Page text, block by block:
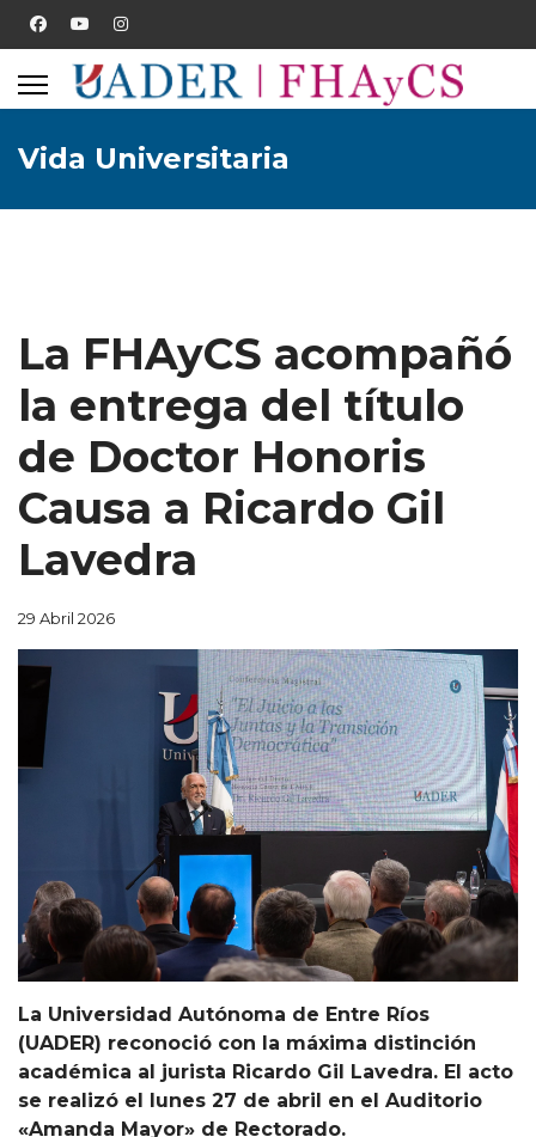
Vida Universitaria
La FHAyCS acompañó
la entrega del título
de Doctor Honoris
Causa a Ricardo Gil
Lavedra
29 Abril 2026
La Universidad Autónoma de Entre Ríos
(UADER) reconoció con la máxima distinción
académica al jurista Ricardo Gil Lavedra. El acto
se realizó el lunes 27 de abril en el Auditorio
«Amanda Mayor» de Rectorado.